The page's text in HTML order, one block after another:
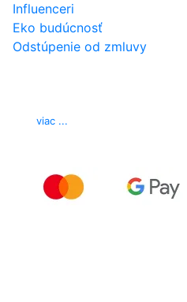
Influenceri
Eko budúcnosť
Odstúpenie od zmluvy
viac ...